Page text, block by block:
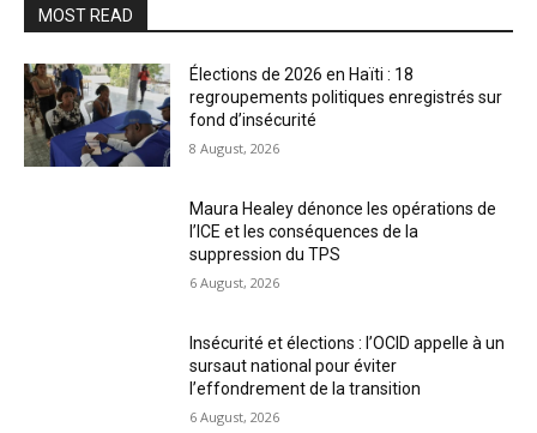
MOST READ
Élections de 2026 en Haïti : 18
regroupements politiques enregistrés sur
fond d’insécurité
8 August, 2026
Maura Healey dénonce les opérations de
l’ICE et les conséquences de la
suppression du TPS
6 August, 2026
Insécurité et élections : l’OCID appelle à un
sursaut national pour éviter
l’effondrement de la transition
6 August, 2026